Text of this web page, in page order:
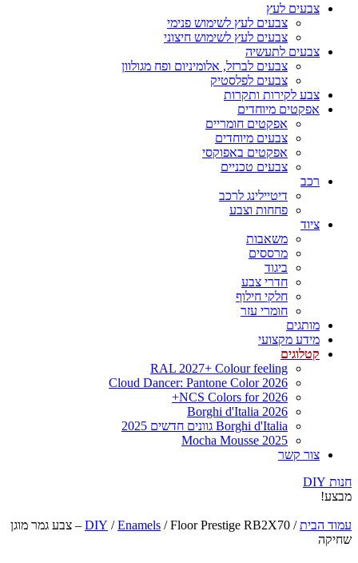
צבעים לעץ
צבעים לעץ לשימוש פנימי
צבעים לעץ לשימוש חיצוני
צבעים לתעשיה
צבעים לברזל, אלומיניום ופח מגולוון
צבעים לפלסטיק
צבע לקירות ותקרות
אפקטים מיוחדים
אפקטים חומריים
צבעים מיוחדים
אפקטים באפוקסי
צבעים טכניים
רכב
דיטיילינג לרכב
פחחות וצבע
ציוד
משאבות
מרססים
ביגוד
חדרי צבע
חלקי חילוף
חומרי עזר
מותגים
מידע מקצועי
קטלוגים
RAL 2027+ Colour feeling
Cloud Dancer: Pantone Color 2026
NCS Colors for 2026+
Borghi d'Italia 2026
Borghi d'Italia גוונים חדשים 2025
Mocha Mousse 2025
צור קשר
חנות DIY
מבצע!
עמוד הבית/
DIY /Enamels
/ Floor Prestige RB2X70 – צבע גמר מוגן
שחיקה